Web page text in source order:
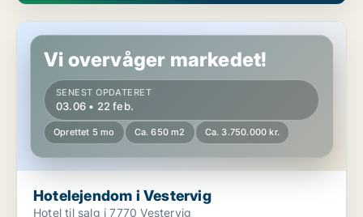
Hotelejendom i Vestervig
Vi overvåger markedet!
SENEST OPDATERET
03.06 • 22 feb.
Oprettet 5 mo Ca. 650 m2 Ca. 3.750.000 kr.
Hotelejendom i Vestervig
Hotel til salg i 7770 Vestervig